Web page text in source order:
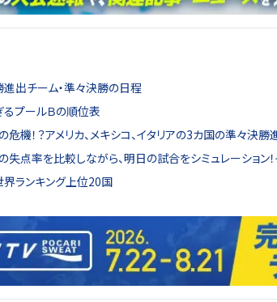
進出チーム・準々決勝の日程
るプールＢの順位表
危機！？アメリカ、メキシコ、イタリアの3カ国の準々決
の失点率を比較しながら、明日の試合をシミュレーショ
界ランキング上位20国